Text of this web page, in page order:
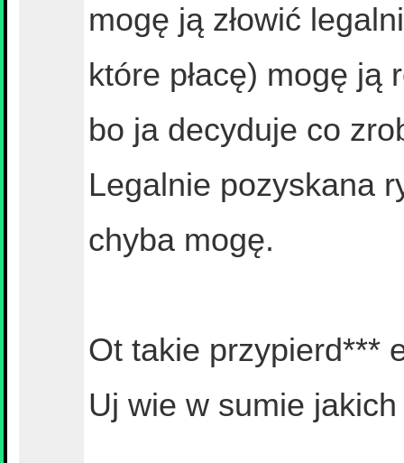
mogę ją złowić
które płacę) mogę ją
bo ja decyduje co
Legalnie pozyskana
chyba mogę.
Ot takie przypierd***
Uj wie w sumie